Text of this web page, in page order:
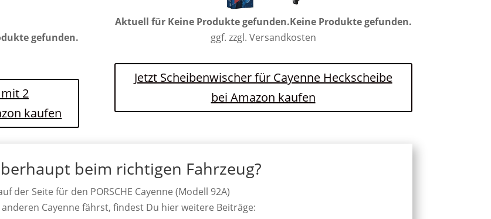
gefunden.
2
kaufen
Aktuell für Keine Produkte gefunden.Keine Produkte gefunden.
ggf. zzgl. Versandkosten
Jetzt Scheibenwischer für Cayenne Heckscheibe
bei Amazon kaufen
beim richtigen Fahrzeug?
der Seite für den PORSCHE Cayenne (Modell 92A)
anderen Cayenne fährst, findest Du hier weitere Beiträge: